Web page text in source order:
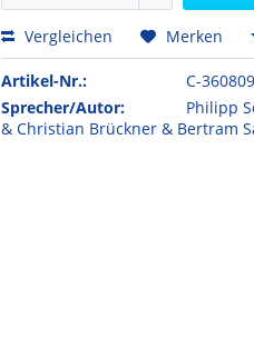
Vergleichen Merken
Artikel-Nr.:
C-
Sprecher/Autor:
Philipp
& Christian Brückner & Bertram